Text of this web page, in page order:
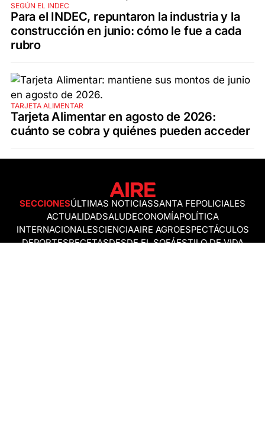
SEGÚN EL INDEC
Para el INDEC, repuntaron la industria y la
construcción en junio: cómo le fue a cada
rubro
TARJETA ALIMENTAR
Tarjeta Alimentar en agosto de 2026:
cuánto se cobra y quiénes pueden acceder
SECCIONESÚLTIMAS NOTICIASSANTA FEPOLICIALES
ACTUALIDADSALUDECONOMÍAPOLÍTICA
INTERNACIONALESCIENCIAAIRE AGROESPECTÁCULOS
DEPORTESRECETASDESDE EL SOFÁESTILO DE VIDA